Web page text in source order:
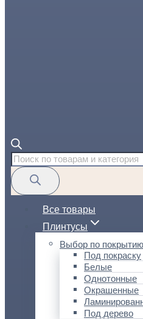
Поиск
товаров
Все товары
Плинтусы
Выбор по покрытию
Под покраску
Белые
Однотонные
Окрашенные
Под дерево